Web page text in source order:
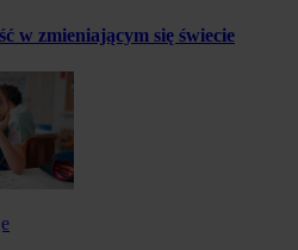
w zmieniającym się świecie